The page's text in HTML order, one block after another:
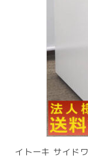
イトーキ サイド